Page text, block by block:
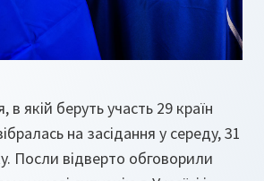
якій беруть участь 29 країн
на засідання у середу, 31
Посли відверто обговорили